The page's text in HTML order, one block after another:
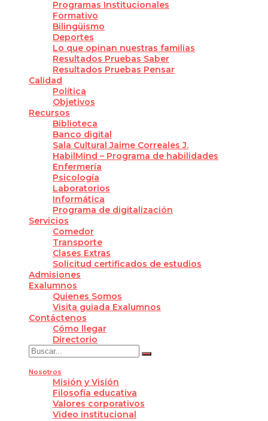
Programas Institucionales
Formativo
Bilingüismo
Deportes
Lo que opinan nuestras familias
Resultados Pruebas Saber
Resultados Pruebas Pensar
Calidad
Política
Objetivos
Recursos
Biblioteca
Banco digital
Sala Cultural Jaime Correales J.
HabilMind – Programa de habilidades
Enfermería
Psicología
Laboratorios
Informática
Programa de digitalización
Servicios
Comedor
Transporte
Clases Extras
Solicitud certificados de estudios
Admisiones
Exalumnos
Quienes Somos
Visita guiada Exalumnos
Contáctenos
Cómo llegar
Directorio
Nosotros
Misión y Visión
Filosofía educativa
Valores corporativos
Video institucional